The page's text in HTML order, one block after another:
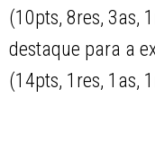
(10pts, 8res, 3as,
destaque para a
(14pts, 1res, 1as,